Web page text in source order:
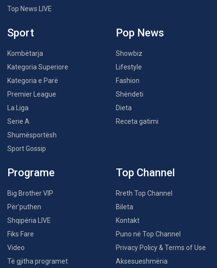
Top News LIVE
Sport
Kombëtarja
Kategoria Superiore
Kategoria e Parë
Premier League
La Liga
Serie A
Shumësportësh
Sport Gossip
Pop News
Showbiz
Lifestyle
Fashion
Shëndeti
Dieta
Receta gatimi
Programe
Big Brother VIP
Për’puthen
Shqipëria LIVE
Fiks Fare
Video
Të gjitha programet
Top Channel
Rreth Top Channel
Bileta
Kontakt
Puno në Top Channel
Privacy Policy & Terms of Use
Aksesueshmëria